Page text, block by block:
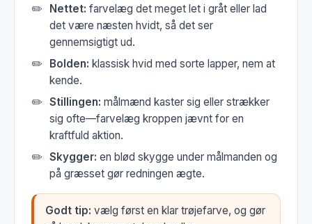
Nettet: farvelæg det meget let i gråt eller lad
det være næsten hvidt, så det ser
gennemsigtigt ud.
Bolden: klassisk hvid med sorte lapper, nem at
kende.
Stillingen: målmænd kaster sig eller strækker
sig ofte—farvelæg kroppen jævnt for en
kraftfuld aktion.
Skygger: en blød skygge under målmanden og
på græsset gør redningen ægte.
Godt tip: vælg først en klar trøjefarve, og gør